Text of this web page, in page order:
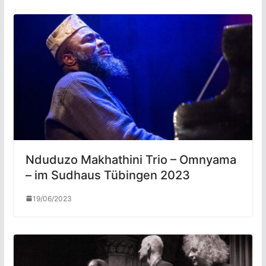
Nduduzo Makhathini Trio – Omnyama
– im Sudhaus Tübingen 2023
19/06/2023